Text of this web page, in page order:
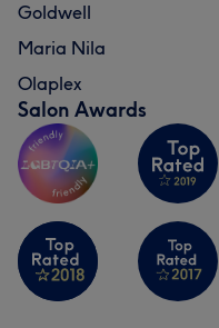
Goldwell
Maria Nila
Olaplex
Salon Awards